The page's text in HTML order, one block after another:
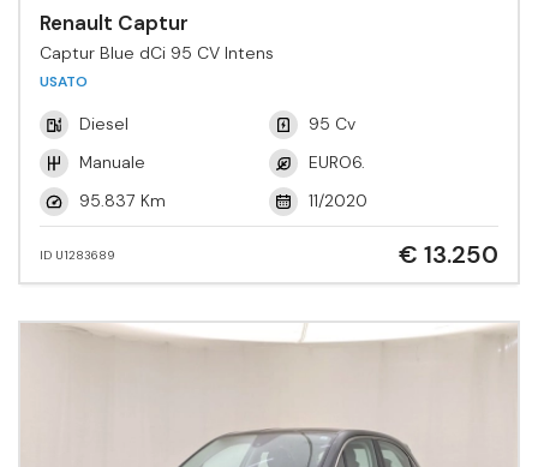
Renault Captur
Captur Blue dCi 95 CV Intens
USATO
Diesel
95 Cv
Manuale
EURO6.
95.837 Km
11/2020
ID U1283689 € 13.250